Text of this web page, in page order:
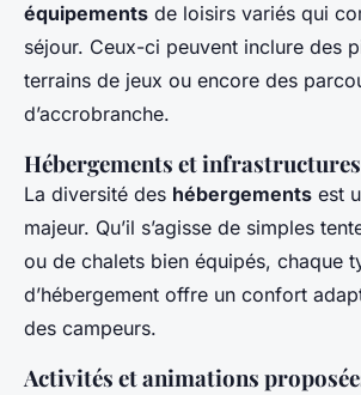
équipements de loisirs variés qui
séjour. Ceux-ci peuvent inclure des
terrains de jeux ou encore des
d’accrobranche.
Hébergements et infrastructures
La diversité des hébergements est
majeur. Qu’il s’agisse de simples
ou de chalets bien équipés, chaque
d’hébergement offre un confort
des campeurs.
Activités et animations